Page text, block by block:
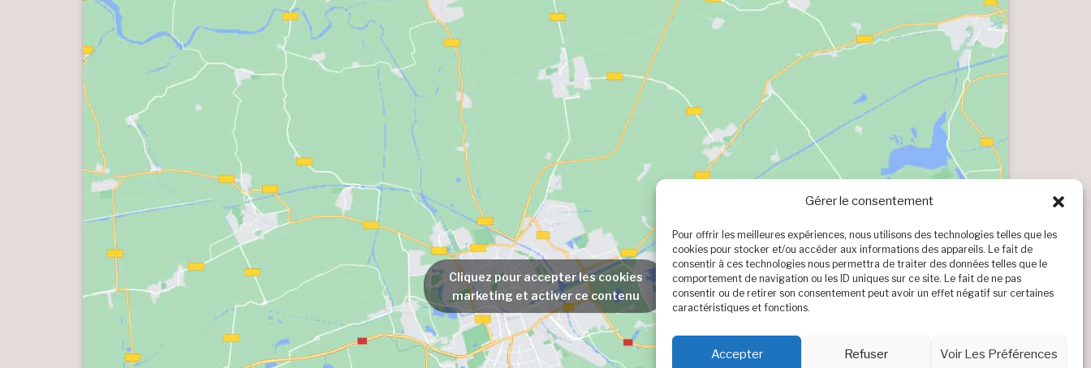
Gérer le consentement
Pour offrir les meilleures expériences, nous utilisons des technologies telles que les
cookies pour stocker et/ou accéder aux informations des appareils. Le fait de
consentir à ces technologies nous permettra de traiter des données telles que le
comportement de navigation ou les ID uniques sur ce site. Le fait de ne pas
consentir ou de retirer son consentement peut avoir un effet négatif sur certaines
caractéristiques et fonctions.
Accepter Refuser Voir Les Préférences
Cliquez pour accepter les cookies
marketing et activer ce contenu